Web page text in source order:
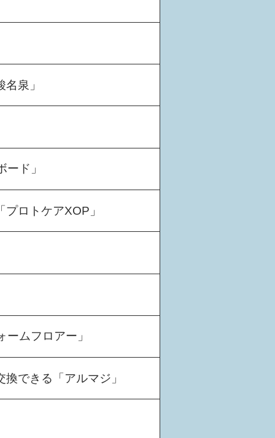
泉」
ド」
ロトケアXOP」
ムフロアー」
できる「アルマジ」